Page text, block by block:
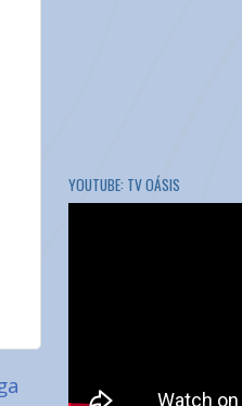
YOUTUBE: TV OÁSIS